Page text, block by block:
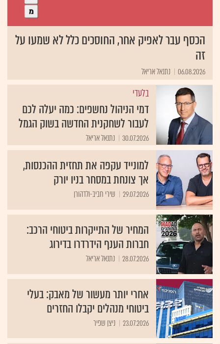
הכסף עבר לאפיק אחר, החוסכים כלל לא שמעו על
זה
06.08.2026 נתנאל אריאל
בלעדי
דמי הניהול נחשפים: כמה יעלה לכם
לעבור לשחקנית החדשה בשוק הגמל
30.07.2026 נתנאל אריאל
למונייד עקפה את תחזית ההכנסות,
אך צונחת במסחר בניו יורק
29.07.2026 שירי חביב-ולדהורן
המחיר של התייקרות ביטוחי הרכב:
חברות הענף הידרדרו בדירוג
28.07.2026 נתנאל אריאל
אחרי יותר מעשור של מאבק: בעלי
ביטוחי מנהלים יקבלו החזרים
23.07.2026 ניצן שפיר